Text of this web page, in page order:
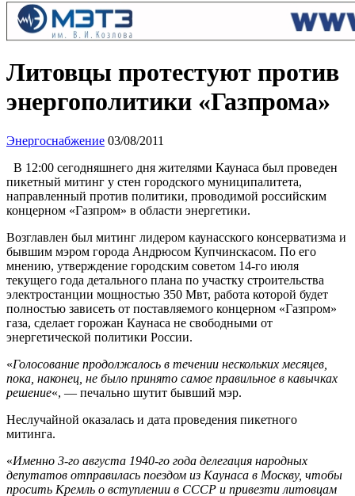
Литовцы протестуют против
энергополитики «Газпрома»
Энергоснабжение 03/08/2011
В 12:00 сегодняшнего дня жителями Каунаса был проведен
пикетный митинг у стен городского муниципалитета,
направленный против политики, проводимой российским
концерном «Газпром» в области энергетики.
Возглавлен был митинг лидером каунасского консерватизма и
бывшим мэром города Андрюсом Купчинскасом. По его
мнению, утверждение городским советом 14-го июля
текущего года детального плана по участку строительства
электростанции мощностью 350 Мвт, работа которой будет
полностью зависеть от поставляемого концерном «Газпром»
газа, сделает горожан Каунаса не свободными от
энергетической политики России.
«Голосование продолжалось в течении нескольких месяцев,
пока, наконец, не было принято самое правильное в кавычках
решение«, — печально шутит бывший мэр.
Неслучайной оказалась и дата проведения пикетного
митинга.
«Именно 3-го августа 1940-го года делегация народных
депутатов отправилась поездом из Каунаса в Москву, чтобы
просить Кремль о вступлении в СССР и привезти литовцам